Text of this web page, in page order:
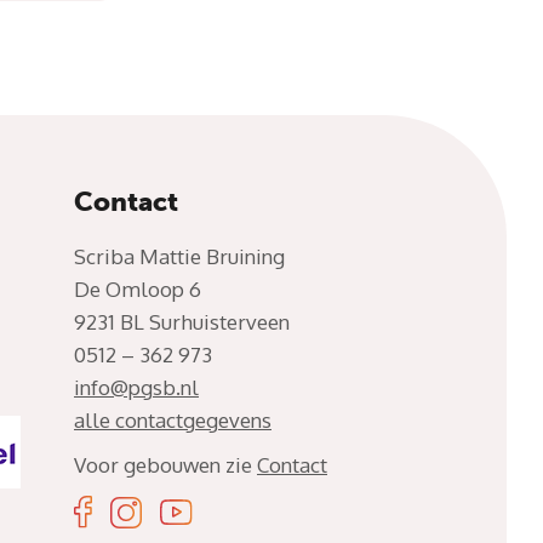
Contact
Scriba Mattie Bruining
De Omloop 6
9231 BL Surhuisterveen
0512 – 362 973
info@pgsb.nl
alle contactgegevens
Voor gebouwen zie Contact